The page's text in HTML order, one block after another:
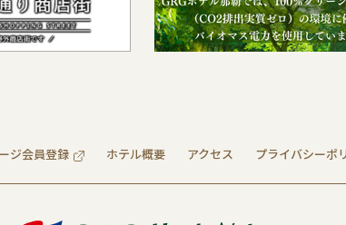
ジ会員登録 ホテル概要 アクセス プライバシーポ